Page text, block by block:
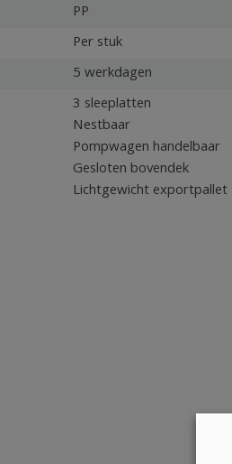
PP
Per stuk
5 werkdagen
3 sleeplatten
Nestbaar
Pompwagen handelbaar
Gesloten bovendek
Lichtgewicht exportpallet